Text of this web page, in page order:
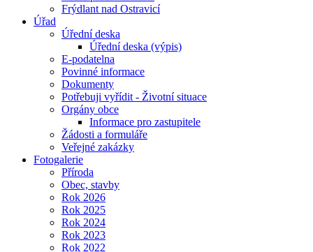
Frýdlant nad Ostravicí
Úřad
Úřední deska
Úřední deska (výpis)
E-podatelna
Povinné informace
Dokumenty
Potřebuji vyřídit - Životní situace
Orgány obce
Informace pro zastupitele
Žádosti a formuláře
Veřejné zakázky
Fotogalerie
Příroda
Obec, stavby
Rok 2026
Rok 2025
Rok 2024
Rok 2023
Rok 2022